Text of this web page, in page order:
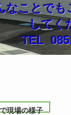
なことでも
してく
TEL
現場の様子